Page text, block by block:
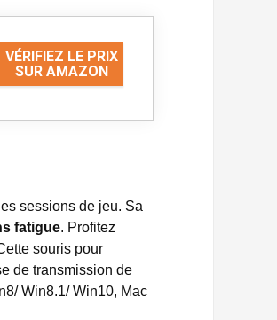
VÉRIFIEZ LE PRIX
SUR AMAZON
sessions de jeu. Sa
fatigue. Profitez
souris pour
de transmission de
Win8.1/ Win10, Mac